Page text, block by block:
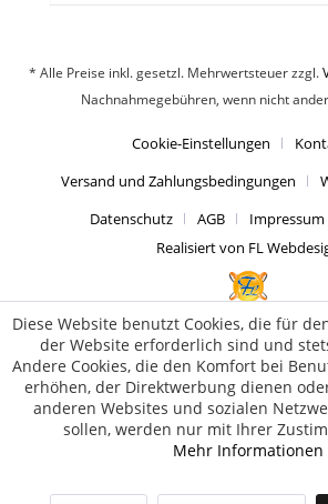
* Alle Preise inkl. gesetzl. Mehrwertsteuer zzgl.
Nachnahmegebühren, wenn nicht
Cookie-Einstellungen
Versand und Zahlungsbedingungen
Datenschutz
AGB Impressum
Realisiert von FL
Diese Website benutzt Cookies, die für
der Website erforderlich sind und
Andere Cookies, die den Komfort bei
erhöhen, der Direktwerbung dienen
anderen Websites und sozialen
sollen, werden nur mit Ihrer
Mehr Informationen